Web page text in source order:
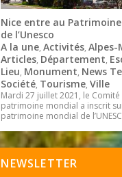
Nice entre au
de l’Unesco
A la une,Activités,
Articles, Département,
Lieu, Monument, News
Société, Tourisme,Ville
Mardi 27 juillet 2021, le Comité
patrimoine mondial a inscrit
patrimoine mondial de
NEWSLETTER